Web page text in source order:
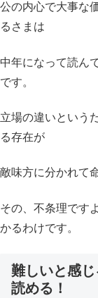
公の内心で大事な
るさまは
中年になって読ん
です。
立場の違いという
る存在が
敵味方に分かれて
その、不条理です
かるわけです。
難しいと感
読める！